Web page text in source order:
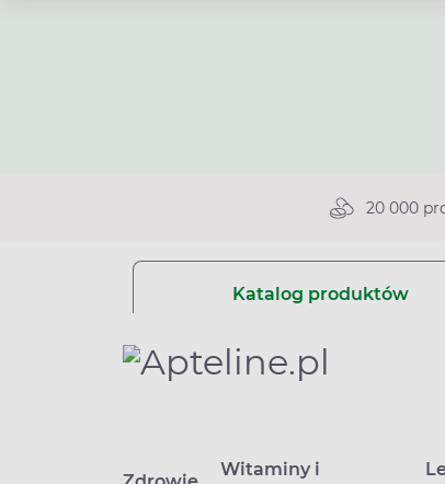
20 000
Katalog produktów
Witaminy i